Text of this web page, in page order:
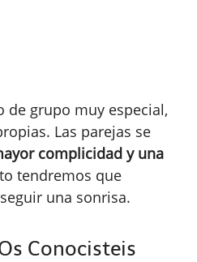
de grupo muy especial,
Las parejas se
complicidad y una
tendremos que
una sonrisa.
Conocisteis